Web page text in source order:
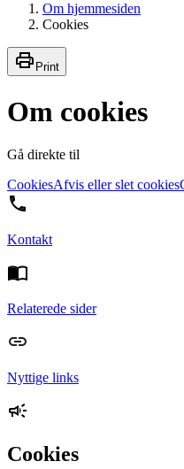
Om hjemmesiden
Cookies
Print
Om cookies
Gå direkte til
CookiesAfvis eller slet cookies
Kontakt
Relaterede sider
Nyttige links
Cookies